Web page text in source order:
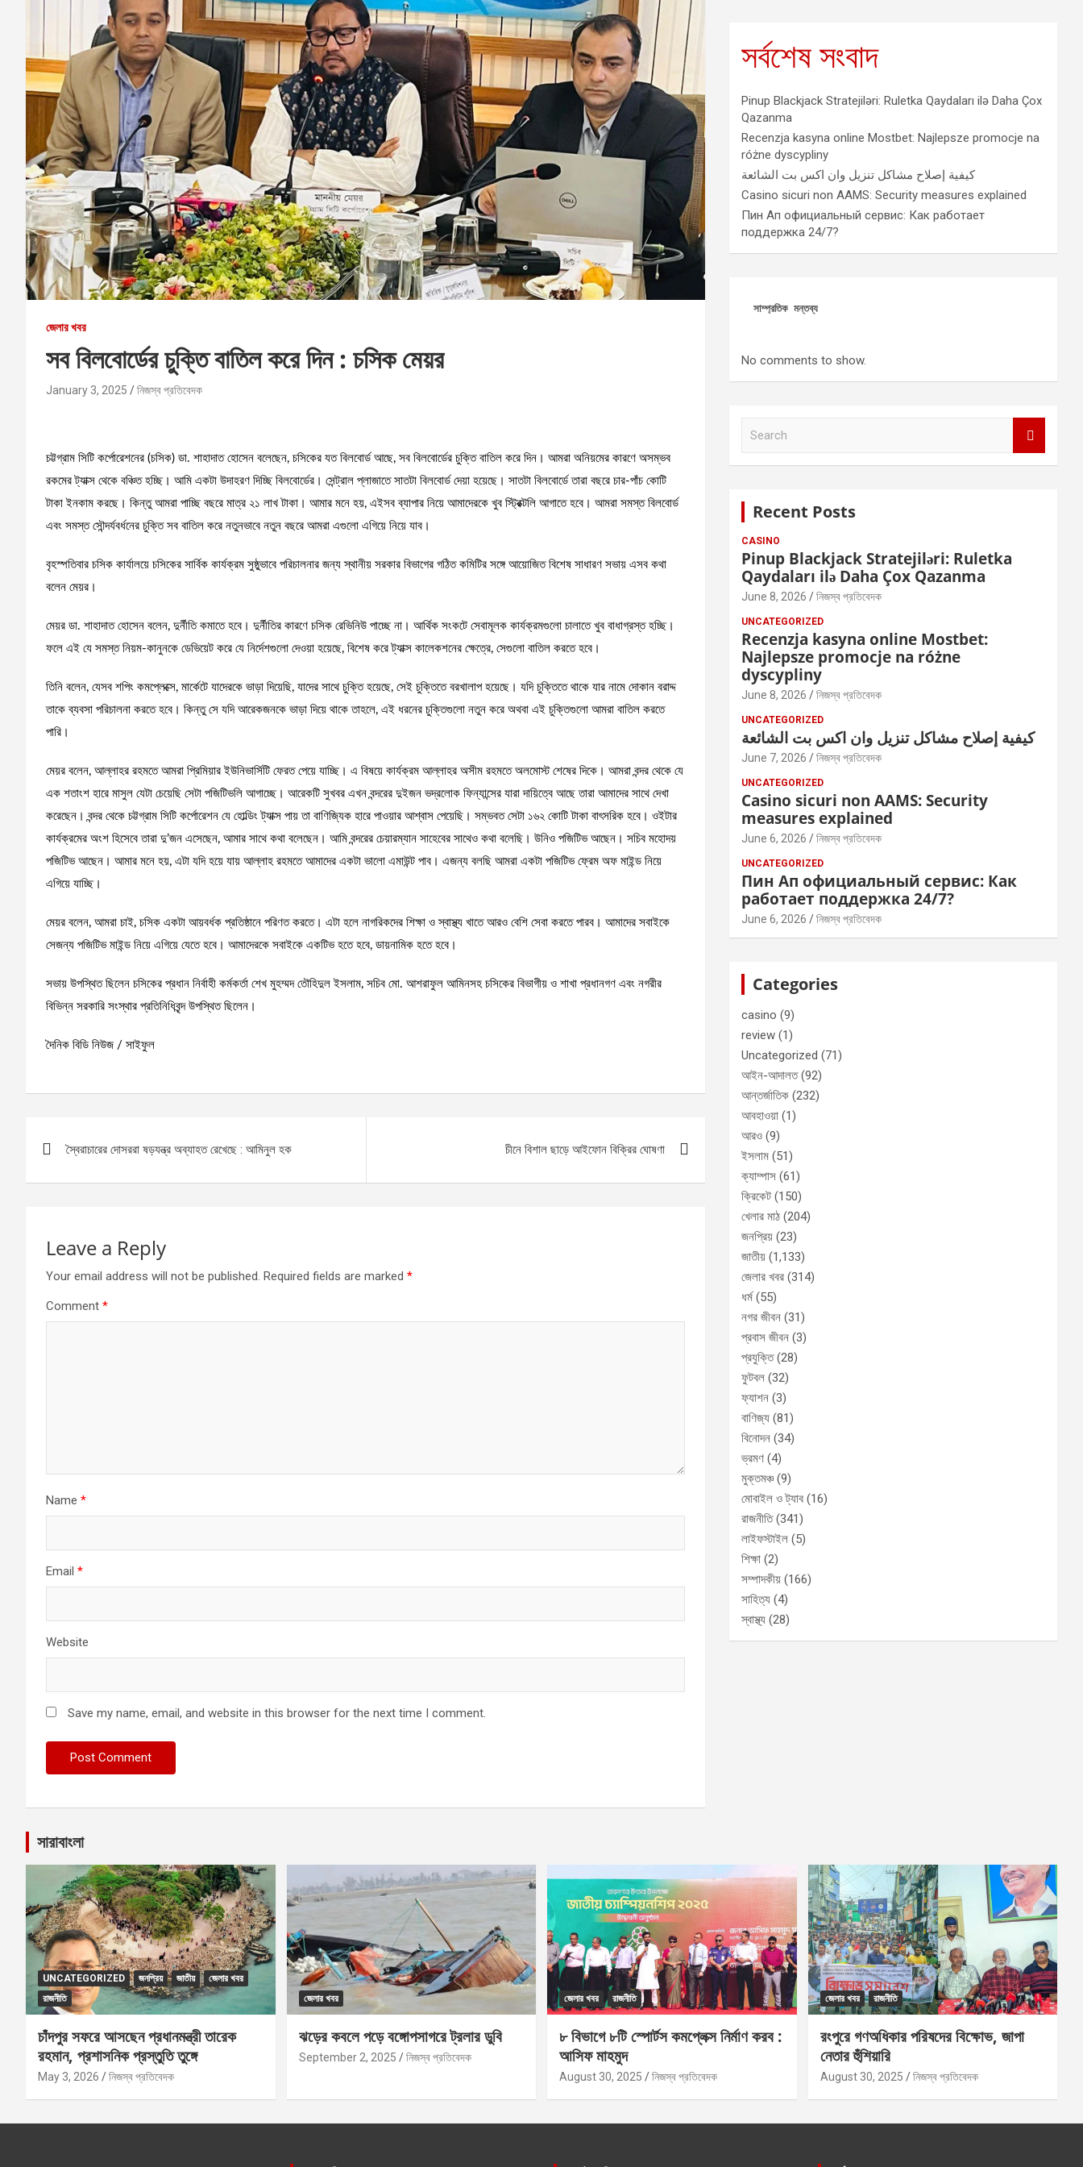
জেলার খবর
সব বিলবোর্ডের চুক্তি বাতিল করে দিন : চসিক মেয়র
January 3, 2025 নিজস্ব প্রতিবেদক
চট্টগ্রাম সিটি কর্পোরেশনের (চসিক) ডা. শাহাদাত হোসেন বলেছেন, চসিকের যত বিলবোর্ড আছে, সব বিলবোর্ডের চুক্তি বাতিল করে দিন। আমরা অনিয়মের কারণে অসম্ভব
রকমের ট্যাক্স থেকে বঞ্চিত হচ্ছি। আমি একটা উদাহরণ দিচ্ছি বিলবোর্ডের। সেন্ট্রাল প্লাজাতে সাতটা বিলবোর্ড দেয়া হয়েছে। সাতটা বিলবোর্ডে তারা বছরে চার-পাঁচ কোটি
টাকা ইনকাম করছে। কিন্তু আমরা পাচ্ছি বছরে মাত্র ২১ লাখ টাকা। আমার মনে হয়, এইসব ব্যাপার নিয়ে আমাদেরকে খুব স্ট্রিক্টলি আগাতে হবে। আমরা সমস্ত বিলবোর্ড
এবং সমস্ত সৌন্দর্যবর্ধনের চুক্তি সব বাতিল করে নতুনভাবে নতুন বছরে আমরা এগুলো এগিয়ে নিয়ে যাব।
বৃহস্পতিবার চসিক কার্যালয়ে চসিকের সার্বিক কার্যক্রম সুষ্ঠুভাবে পরিচালনার জন্য স্থানীয় সরকার বিভাগের গঠিত কমিটির সঙ্গে আয়োজিত বিশেষ সাধারণ সভায় এসব কথা
বলেন মেয়র।
মেয়র ডা. শাহাদাত হোসেন বলেন, দুর্নীতি কমাতে হবে। দুর্নীতির কারণে চসিক রেভিনিউ পাচ্ছে না। আর্থিক সংকটে সেবামূলক কার্যক্রমগুলো চালাতে খুব বাধাগ্রস্ত হচ্ছি।
ফলে এই যে সমস্ত নিয়ম-কানুনকে ডেভিয়েট করে যে নির্দেশগুলো দেওয়া হয়েছে, বিশেষ করে ট্যাক্স কালেকশনের ক্ষেত্রে, সেগুলো বাতিল করতে হবে।
তিনি বলেন, যেসব শপিং কমপ্লেক্সে, মার্কেটে যাদেরকে ভাড়া দিয়েছি, যাদের সাথে চুক্তি হয়েছে, সেই চুক্তিতে বরখালাপ হয়েছে। যদি চুক্তিতে থাকে যার নামে দোকান বরাদ্দ
তাকে ব্যবসা পরিচালনা করতে হবে। কিন্তু সে যদি আরেকজনকে ভাড়া দিয়ে থাকে তাহলে, এই ধরনের চুক্তিগুলো নতুন করে অথবা এই চুক্তিগুলো আমরা বাতিল করতে
পারি।
মেয়র বলেন, আল্লাহর রহমতে আমরা প্রিমিয়ার ইউনিভার্সিটি ফেরত পেয়ে যাচ্ছি। এ বিষয়ে কার্যক্রম আল্লাহর অসীম রহমতে অলমোস্ট শেষের দিকে। আমরা বন্দর থেকে যে
এক শতাংশ হারে মাসুল যেটা চেয়েছি সেটা পজিটিভলি আগাচ্ছে। আরেকটি সুখবর এখন বন্দরের দুইজন ভদ্রলোক ফিন্যান্সের যারা দায়িত্বে আছে তারা আমাদের সাথে দেখা
করেছেন। বন্দর থেকে চট্টগ্রাম সিটি কর্পোরেশন যে হোল্ডিং ট্যাক্স পায় তা বাণিজ্যিক হারে পাওয়ার আশ্বাস পেয়েছি। সম্ভবত সেটা ১৬২ কোটি টাকা বাৎসরিক হবে। ওইটার
কার্যক্রমের অংশ হিসেবে তারা দু’জন এসেছেন, আমার সাথে কথা বলেছেন। আমি বন্দরের চেয়ারম্যান সাহেবের সাথেও কথা বলেছি। উনিও পজিটিভ আছেন। সচিব মহোদয়
পজিটিভ আছেন। আমার মনে হয়, এটা যদি হয়ে যায় আল্লাহ রহমতে আমাদের একটা ভালো এমাউন্ট পাব। এজন্য বলছি আমরা একটা পজিটিভ ফ্রেম অফ মাইন্ড নিয়ে
এগিয়ে যাচ্ছি।
মেয়র বলেন, আমরা চাই, চসিক একটা আয়বর্ধক প্রতিষ্ঠানে পরিণত করতে। এটা হলে নাগরিকদের শিক্ষা ও স্বাস্থ্য খাতে আরও বেশি সেবা করতে পারব। আমাদের সবাইকে
সেজন্য পজিটিভ মাইন্ড নিয়ে এগিয়ে যেতে হবে। আমাদেরকে সবাইকে একটিভ হতে হবে, ডায়নামিক হতে হবে।
সভায় উপস্থিত ছিলেন চসিকের প্রধান নির্বাহী কর্মকর্তা শেখ মুহম্মদ তৌহিদুল ইসলাম, সচিব মো. আশরাফুল আমিনসহ চসিকের বিভাগীয় ও শাখা প্রধানগণ এবং নগরীর
বিভিন্ন সরকারি সংস্থার প্রতিনিধিবৃন্দ উপস্থিত ছিলেন।
দৈনিক বিডি নিউজ / সাইফুল
navigation
স্বৈরাচারের দোসররা ষড়যন্ত্র অব্যাহত রেখেছে : আমিনুল হক চীনে বিশাল ছাড়ে আইফোন বিক্রির ঘোষণা
Leave a Reply
Your email address will not be published. Required fields are marked *
Comment *
Name *
Email *
Website
Save my name, email, and website in this browser for the next time I comment.
সর্বশেষ সংবাদ
Pinup Blackjack Stratejiləri: Ruletka Qaydaları ilə Daha Çox
Qazanma
Recenzja kasyna online Mostbet: Najlepsze promocje na
różne dyscypliny
كيفية إصلاح مشاكل تنزيل وان اكس بت الشائعة
Casino sicuri non AAMS: Security measures explained
Пин Ап официальный сервис: Как работает
поддержка 24/7?
সাম্প্রতিক মন্তব্য
No comments to show.
Recent Posts
CASINO
Pinup Blackjack Stratejiləri: Ruletka
Qaydaları ilə Daha Çox Qazanma
June 8, 2026 নিজস্ব প্রতিবেদক
UNCATEGORIZED
Recenzja kasyna online Mostbet:
Najlepsze promocje na różne
dyscypliny
June 8, 2026 নিজস্ব প্রতিবেদক
UNCATEGORIZED
كيفية إصلاح مشاكل تنزيل وان اكس بت الشائعة
June 7, 2026 নিজস্ব প্রতিবেদক
UNCATEGORIZED
Casino sicuri non AAMS: Security
measures explained
June 6, 2026 নিজস্ব প্রতিবেদক
UNCATEGORIZED
Пин Ап официальный сервис: Как
работает поддержка 24/7?
June 6, 2026 নিজস্ব প্রতিবেদক
Categories
casino (9)
review (1)
Uncategorized (71)
আইন-আদালত(92)
আন্তর্জাতিক (232)
আবহাওয়া (1)
আরও (9)
ইসলাম (51)
ক্যাম্পাস (61)
ক্রিকেট (150)
খেলার মাঠ (204)
জনপ্রিয় (23)
জাতীয় (1,133)
জেলার খবর (314)
ধর্ম(55)
নগর জীবন (31)
প্রবাস জীবন (3)
প্রযুক্তি(28)
ফুটবল (32)
ফ্যাশন (3)
বাণিজ্য (81)
বিনোদন (34)
ভ্রমণ (4)
মুক্তমঞ্চ(9)
মোবাইল ও ট্যাব (16)
রাজনীতি(341)
লাইফস্টাইল (5)
শিক্ষা (2)
সম্পাদকীয় (166)
সাহিত্য (4)
স্বাস্থ্য (28)
সারাবাংলা
UNCATEGORIZED জনপ্রিয় জাতীয়
জেলার খবর
রাজনীতি
চাঁদপুর সফরে আসছেন প্রধানমন্ত্রী তারেক
রহমান, প্রশাসনিক প্রস্তুতি তুঙ্গে
May 3, 2026 নিজস্ব প্রতিবেদক
জেলার খবর
ঝড়ের কবলে পড়ে বঙ্গোপসাগরে ট্রলার ডুবি
September 2, 2025 নিজস্ব প্রতিবেদক
জেলার খবর রাজনীতি
৮ বিভাগে ৮টি স্পোর্টস কমপ্লেক্স নির্মাণ করব :
আসিফ মাহমুদ
August 30, 2025 নিজস্ব প্রতিবেদক
জেলার খবর রাজনীতি
রংপুরে গণঅধিকার পরিষদের বিক্ষোভ, জাপা
নেতার হুঁশিয়ারি
August 30, 2025 নিজস্ব প্রতিবেদক